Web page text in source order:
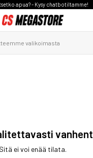
apua? - Kysy chatbotiltamme!
Sitä ei voi enää tilata.